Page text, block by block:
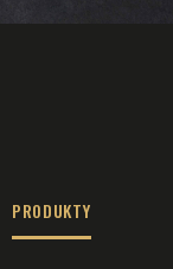
PRODUKTY